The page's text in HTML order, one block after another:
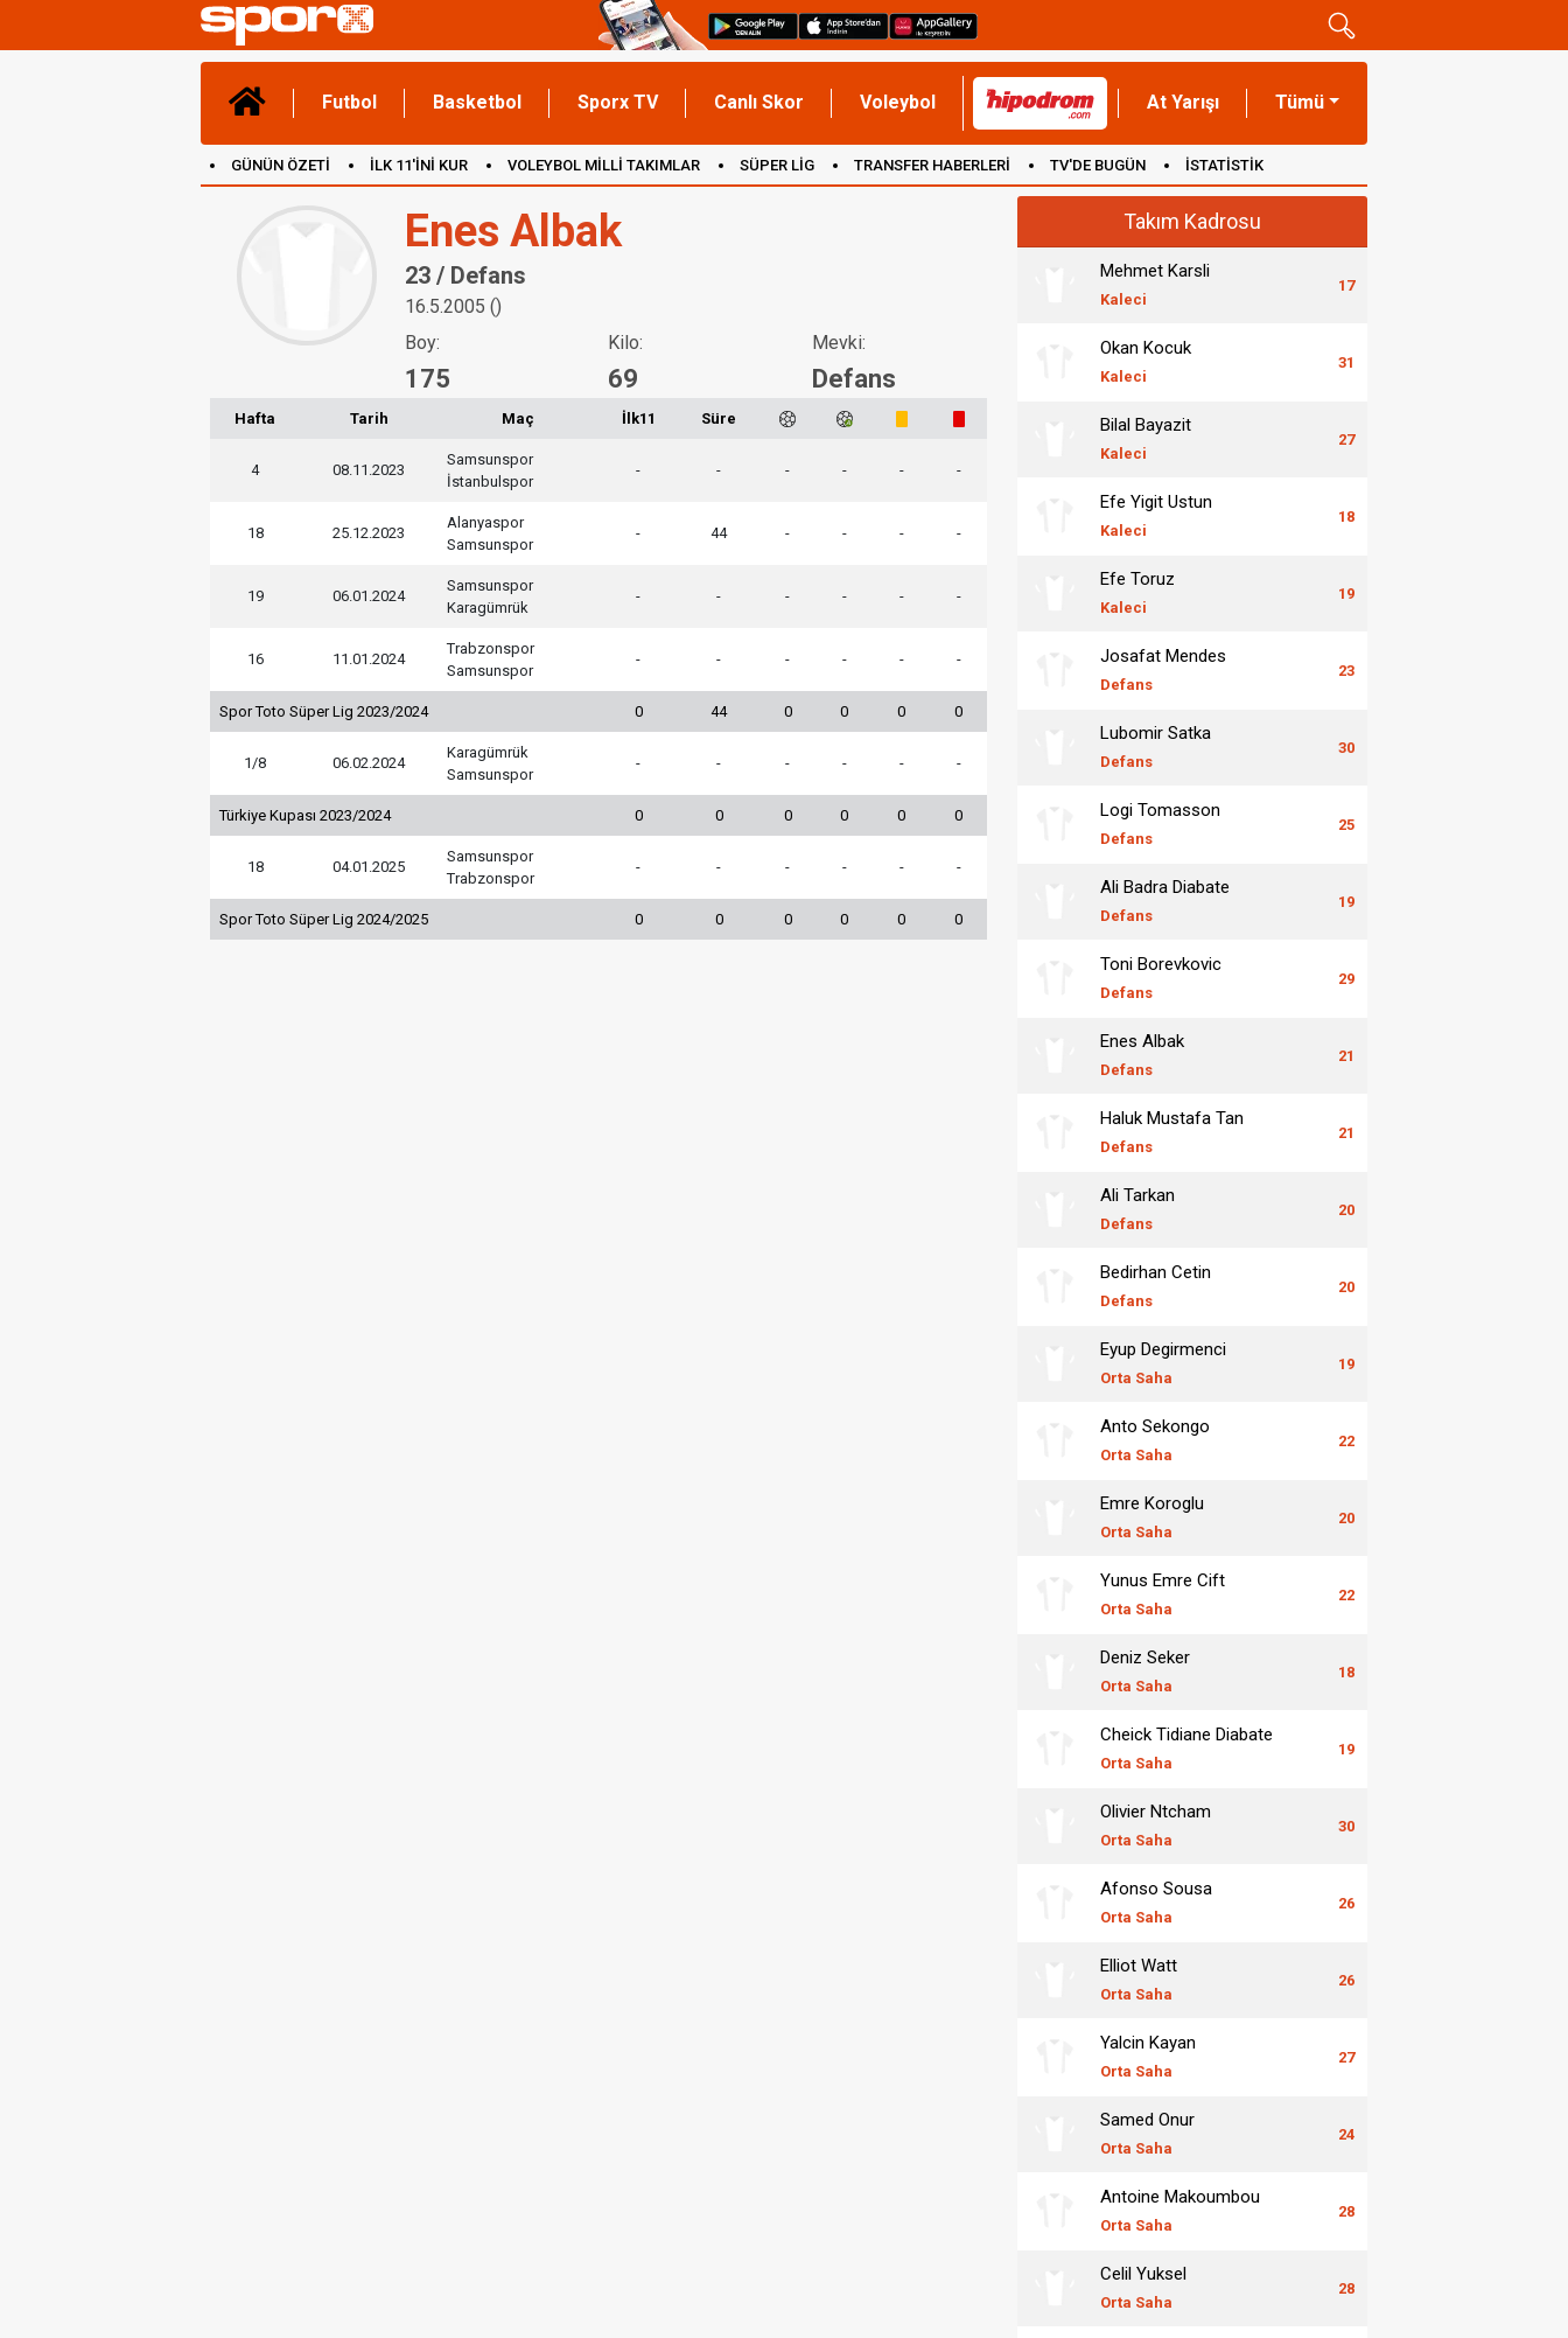
Futbol Basketbol Sporx TV Canlı Skor Voleybol At Yarışı Tümü
GÜNÜN ÖZETİ İLK 11'İNİ KUR VOLEYBOL MİLLİ TAKIMLAR SÜPER LİG TRANSFER HABERLERİ TV'DE BUGÜN İSTATİSTİK
Enes Albak
23 / Defans
16.5.2005 ()
Boy:
175
Kilo:
69
Mevki:
Defans
Hafta Tarih Maç İlk11 Süre
4 08.11.2023
Samsunspor
İstanbulspor
- - - - - -
18 25.12.2023
Alanyaspor
Samsunspor
- 44 - - - -
19 06.01.2024
Samsunspor
Karagümrük
- - - - - -
16 11.01.2024
Trabzonspor
Samsunspor
- - - - - -
Spor Toto Süper Lig 2023/2024 0 44 0 0 0 0
1/8 06.02.2024
Karagümrük
Samsunspor
- - - - - -
Türkiye Kupası 2023/2024 0 0 0 0 0 0
18 04.01.2025
Samsunspor
Trabzonspor
- - - - - -
Spor Toto Süper Lig 2024/2025 0 0 0 0 0 0
Takım Kadrosu
Mehmet Karsli
Kaleci
17
Okan Kocuk
Kaleci
31
Bilal Bayazit
Kaleci
27
Efe Yigit Ustun
Kaleci
18
Efe Toruz
Kaleci
19
Josafat Mendes
Defans
23
Lubomir Satka
Defans
30
Logi Tomasson
Defans
25
Ali Badra Diabate
Defans
19
Toni Borevkovic
Defans
29
Enes Albak
Defans
21
Haluk Mustafa Tan
Defans
21
Ali Tarkan
Defans
20
Bedirhan Cetin
Defans
20
Eyup Degirmenci
Orta Saha
19
Anto Sekongo
Orta Saha
22
Emre Koroglu
Orta Saha
20
Yunus Emre Cift
Orta Saha
22
Deniz Seker
Orta Saha
18
Cheick Tidiane Diabate
Orta Saha
19
Olivier Ntcham
Orta Saha
30
Afonso Sousa
Orta Saha
26
Elliot Watt
Orta Saha
26
Yalcin Kayan
Orta Saha
27
Samed Onur
Orta Saha
24
Antoine Makoumbou
Orta Saha
28
Celil Yuksel
Orta Saha
28